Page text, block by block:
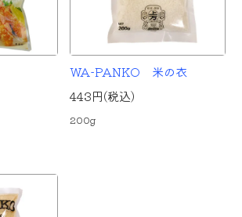
WA-PANKO 米の衣
443円(税込)
200g